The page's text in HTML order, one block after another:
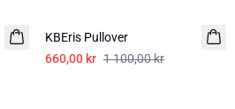
KBEris Pullover
660,00 kr 1 100,00 kr